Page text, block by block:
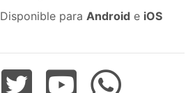
Disponible para Android e iOS